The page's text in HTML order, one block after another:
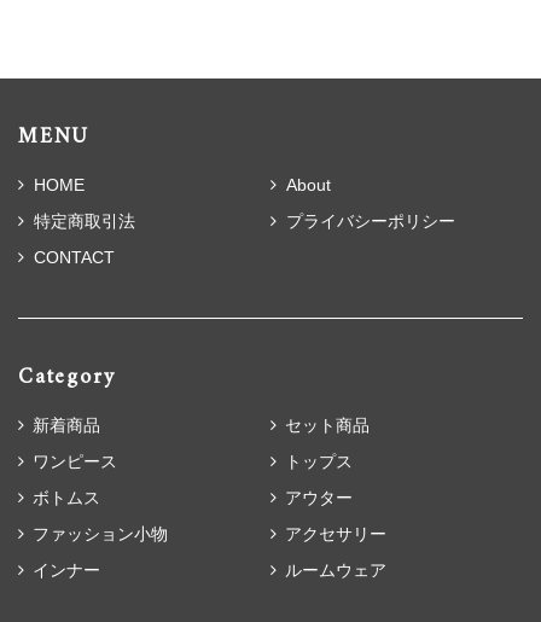
MENU
HOME
About
特定商取引法
プライバシーポリシー
CONTACT
Category
新着商品
セット商品
ワンピース
トップス
ボトムス
アウター
ファッション小物
アクセサリー
インナー
ルームウェア